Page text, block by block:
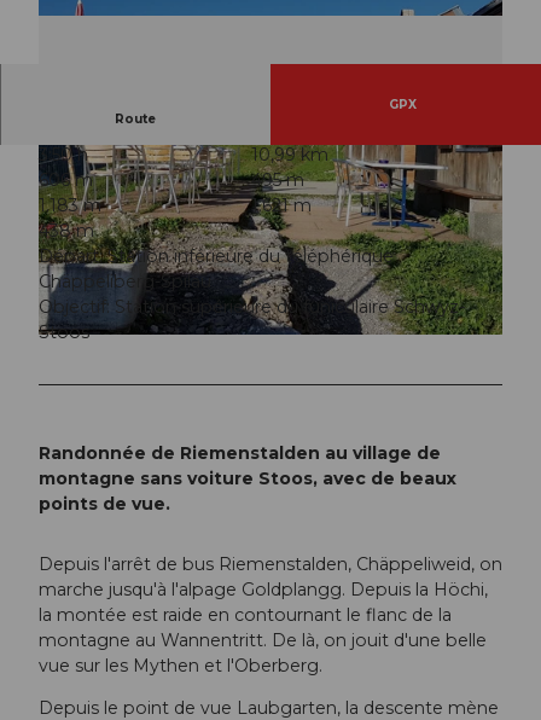
© Stoos Muotathal Tourismus, Stoos Muotathal Tourismus
Route
GPX
3:50 h
10,99 km
606 m
495 m
1.183 m
1.621 m
438 m
Départ: Station inférieure du téléphérique
Chäppeliberg-Spilau
Objectif: Station supérieure du funiculaire Schwyz-
Stoos
Randonnée de Riemenstalden au village de
montagne sans voiture Stoos, avec de beaux
points de vue.
Depuis l'arrêt de bus Riemenstalden, Chäppeliweid, on
marche jusqu'à l'alpage Goldplangg. Depuis la Höchi,
la montée est raide en contournant le flanc de la
montagne au Wannentritt. De là, on jouit d'une belle
vue sur les Mythen et l'Oberberg.
Depuis le point de vue Laubgarten, la descente mène